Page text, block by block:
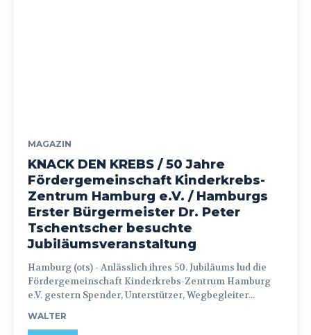
MAGAZIN
KNACK DEN KREBS / 50 Jahre
Fördergemeinschaft Kinderkrebs-
Zentrum Hamburg e.V. / Hamburgs
Erster Bürgermeister Dr. Peter
Tschentscher besuchte
Jubiläumsveranstaltung
Hamburg (ots) - Anlässlich ihres 50. Jubiläums lud die
Fördergemeinschaft Kinderkrebs-Zentrum Hamburg
e.V. gestern Spender, Unterstützer, Wegbegleiter...
WALTER